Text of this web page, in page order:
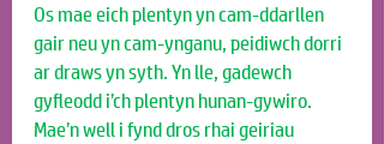
Os mae eich plentyn yn cam-ddarllen
gair neu yn cam-ynganu, peidiwch dorri
ar draws yn syth. Yn lle, gadewch
gyfleodd i’ch plentyn hunan-gywiro.
Mae’n well i fynd dros rhai geiriau